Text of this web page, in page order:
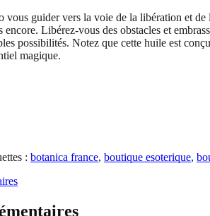
vous guider vers la voie de la libération et
encore. Libérez-vous des obstacles et
possibilités. Notez que cette huile est
magique.
: botanica france, boutique esoterique,